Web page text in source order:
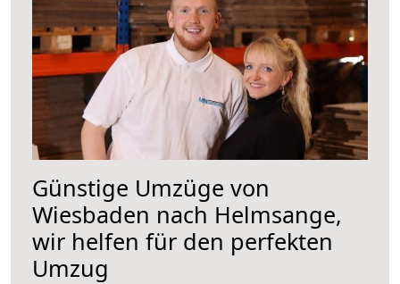
Günstige Umzüge von
Wiesbaden nach Helmsange,
wir helfen für den perfekten
Umzug